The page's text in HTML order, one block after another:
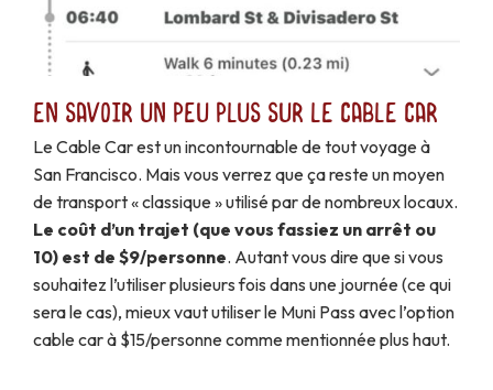
En savoir un peu plus sur le cable car
Le Cable Car est un incontournable de tout voyage à
San Francisco. Mais vous verrez que ça reste un moyen
de transport « classique » utilisé par de nombreux locaux.
Le coût d’un trajet (que vous fassiez un arrêt ou
10) est de $9/personne. Autant vous dire que si vous
souhaitez l’utiliser plusieurs fois dans une journée (ce qui
sera le cas), mieux vaut utiliser le Muni Pass avec l’option
cable car à $15/personne comme mentionnée plus haut.